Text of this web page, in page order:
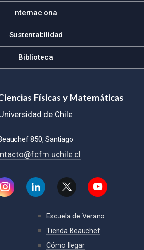
Internacional
Sustentabilidad
Biblioteca
Físicas y Matemáticas
Universidad de Chile
850, Santiago
Escuela de Verano
Tienda Beauchef
Cómo llegar